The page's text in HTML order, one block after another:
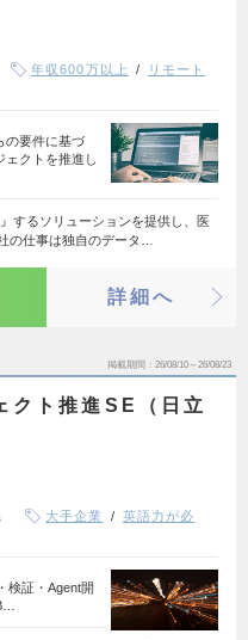
年収600万以上
リモート
の要件に基づ
ェクトを推進し
するソリューションを提供し、医
の仕事は独自のデータ…
詳細へ
掲載期間 26/08/10～26/08/23
クト推進SE（日立
大手企業
英語力が必
検証・Agent開